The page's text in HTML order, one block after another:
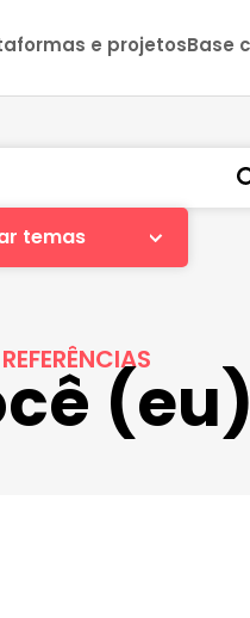
e projetosBase
temas